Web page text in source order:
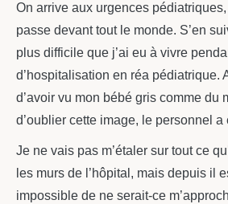
On arrive aux urgences
passe devant tout le monde. S’en
plus difficile que j’ai eu à vivre
d’hospitalisation en réa pédiatrique.
d’avoir vu mon bébé gris comme du
d’oublier cette image, le personnel a
Je ne vais pas m’étaler sur tout ce
les murs de l’hôpital, mais depuis il
impossible de ne serait-ce